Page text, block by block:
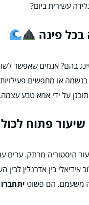
עשירית ביום?
בהם? אגמים שאפשר
או מחפשים
על ידי אמא טבע עצמה.
היסטוריה מרתק. ערים
בין אדרנלין
משעמם. הם פשוט